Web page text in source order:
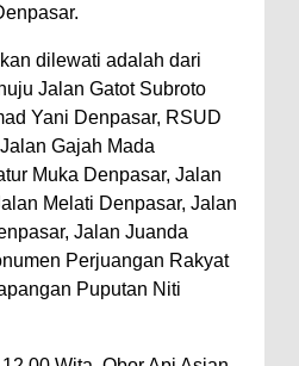
dilewati adalah dari
Jalan Gatot Subroto
Yani Denpasar, RSUD
Gajah Mada
Muka Denpasar, Jalan
Melati Denpasar, Jalan
Jalan Juanda
Perjuangan Rakyat
Puputan Niti